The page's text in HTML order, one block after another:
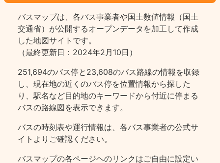
バスマップは、各バス事業者や国土数値情報（国土
交通省）が公開するオープンデータを加工して作成
した地図サイトです。
（最終更新日：2024年2月10日）
251,694のバス停と23,608のバス路線の情報を収録
し、現在地の近くのバス停を位置情報から探した
り、駅名など目的地のキーワードから付近に停まる
バスの路線図を表示できます。
バスの時刻表や運行情報は、各バス事業者の公式サ
イトよりご確認ください。
バスマップの各ページヘのリンクはご自由に設定い